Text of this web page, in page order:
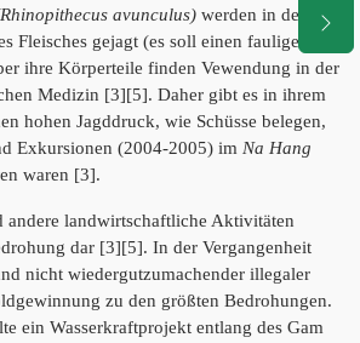
avunculus) werden in der
Fleisches gejagt (es soll einen fauligen
ihre Körperteile finden Vewendung in der
Medizin [3][5]. Daher gibt es in ihrem
hohen Jagddruck, wie Schüsse belegen,
Exkursionen (2004-2005) im Na Hang
waren [3].
andere landwirtschaftliche Aktivitäten
dar [3][5]. In der Vergangenheit
nicht wiedergutzumachender illegaler
zu den größten Bedrohungen.
ein Wasserkraftprojekt entlang des Gam